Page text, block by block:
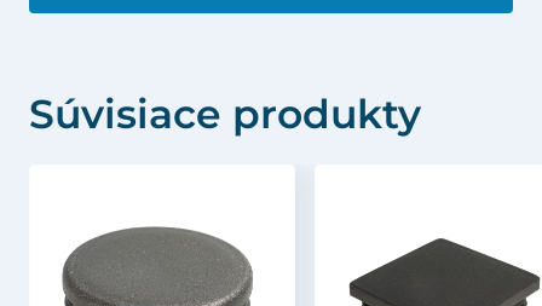
Súvisiace produkty